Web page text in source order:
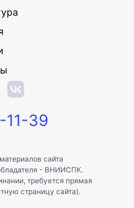
11-39
сайта
- ВНИИСПК.
требуется прямая
страницу сайта).